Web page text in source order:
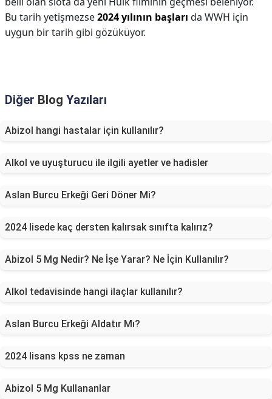
Bu tarih yetişmezse2024 yılının başları da WWH için
uygun bir tarih gibi gözüküyor.
Diğer Blog Yazıları
Abizol hangi hastalar için kullanılır?
Alkol ve uyuşturucu ile ilgili ayetler ve hadisler
Aslan Burcu Erkeği Geri Döner Mi?
2024 lisede kaç dersten kalırsak sınıfta kalırız?
Abizol 5 Mg Nedir? Ne İşe Yarar? Ne İçin Kullanılır?
Alkol tedavisinde hangi ilaçlar kullanılır?
Aslan Burcu Erkeği Aldatır Mı?
2024 lisans kpss ne zaman
Abizol 5 Mg Kullananlar